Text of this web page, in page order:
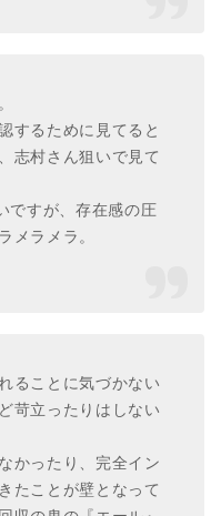
するために見てると
志村さん狙いで見て
ですが、存在感の圧
メラメラ。
ることに気づかない
苛立ったりはしない
かったり、完全イン
たことが壁となって